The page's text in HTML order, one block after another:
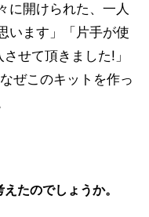
に開けられた、一人
います」「片手が使
せて頂きました!」
ぜこのキットを作っ
たのでしょうか。